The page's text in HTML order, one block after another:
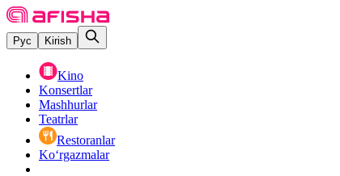
Рус Kirish
Kino
Konsertlar
Mashhurlar
Teatrlar
Restoranlar
Ko‘rgazmalar